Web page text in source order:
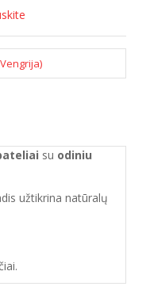
su odiniu
užtikrina natūralų